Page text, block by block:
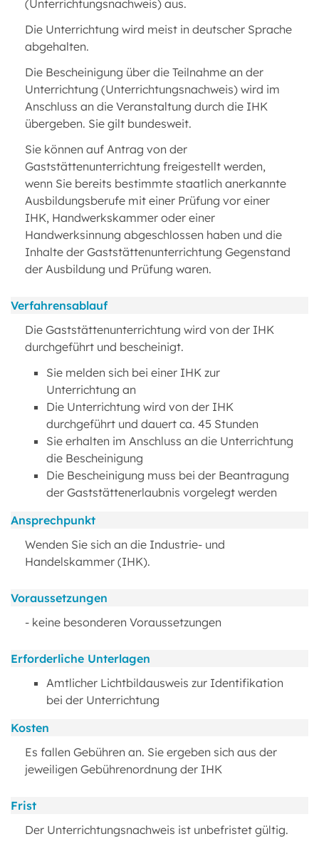
(Unterrichtungsnachweis) aus.
Die Unterrichtung wird meist in deutscher Sprache
abgehalten.
Die Bescheinigung über die Teilnahme an der
Unterrichtung (Unterrichtungsnachweis) wird im
Anschluss an die Veranstaltung durch die IHK
übergeben. Sie gilt bundesweit.
Sie können auf Antrag von der
Gaststättenunterrichtung freigestellt werden,
wenn Sie bereits bestimmte staatlich anerkannte
Ausbildungsberufe mit einer Prüfung vor einer
IHK, Handwerkskammer oder einer
Handwerksinnung abgeschlossen haben und die
Inhalte der Gaststättenunterrichtung Gegenstand
der Ausbildung und Prüfung waren.
Verfahrensablauf
Die Gaststättenunterrichtung wird von der IHK
durchgeführt und bescheinigt.
Sie melden sich bei einer IHK zur
Unterrichtung an
Die Unterrichtung wird von der IHK
durchgeführt und dauert ca. 45 Stunden
Sie erhalten im Anschluss an die Unterrichtung
die Bescheinigung
Die Bescheinigung muss bei der Beantragung
der Gaststättenerlaubnis vorgelegt werden
Ansprechpunkt
Wenden Sie sich an die Industrie- und
Handelskammer (IHK).
Voraussetzungen
- keine besonderen Voraussetzungen
Erforderliche Unterlagen
Amtlicher Lichtbildausweis zur Identifikation
bei der Unterrichtung
Kosten
Es fallen Gebühren an. Sie ergeben sich aus der
jeweiligen Gebührenordnung der IHK
Frist
Der Unterrichtungsnachweis ist unbefristet gültig.